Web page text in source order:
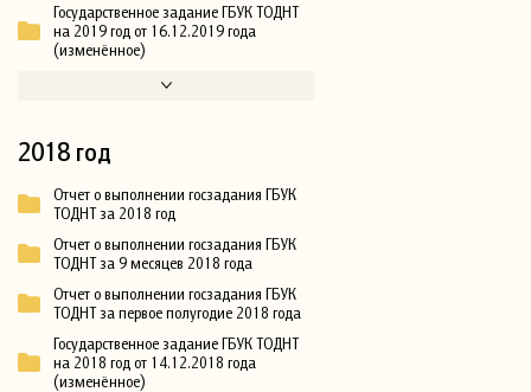
Государственное задание ГБУК ТОДНТ
на 2019 год от 16.12.2019 года
(изменённое)
2018 год
Отчет о выполнении госзадания ГБУК
ТОДНТ за 2018 год
Отчет о выполнении госзадания ГБУК
ТОДНТ за 9 месяцев 2018 года
Отчет о выполнении госзадания ГБУК
ТОДНТ за первое полугодие 2018 года
Государственное задание ГБУК ТОДНТ
на 2018 год от 14.12.2018 года
(изменённое)